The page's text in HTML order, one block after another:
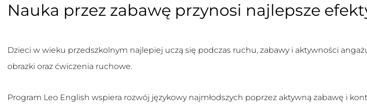
Nauka przez zabawę przynosi najlepsze
Dzieci w wieku przedszkolnym najlepiej uczą się podczas ruchu, zabawy i aktywności
obrazki oraz ćwiczenia ruchowe.
Program Leo English wspiera rozwój językowy najmłodszych poprzez aktywną zabawę i